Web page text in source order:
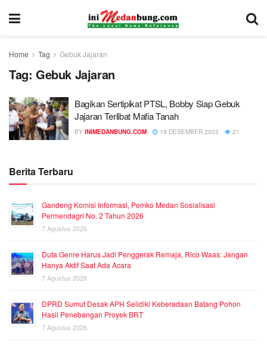
Home Tag Gebuk Jajaran
Tag: Gebuk Jajaran
Bagikan Sertipikat PTSL, Bobby Siap Gebuk
Jajaran Terlibat Mafia Tanah
BY INIMEDANBUNG.COM 19 DESEMBER 2023 21
Berita Terbaru
Gandeng Komisi Informasi, Pemko Medan Sosialisasi
Permendagri No. 2 Tahun 2026
7 Agustus 2026
Duta Genre Harus Jadi Penggerak Remaja, Rico Waas: Jangan
Hanya Aktif Saat Ada Acara
7 Agustus 2026
DPRD Sumut Desak APH Selidiki Keberadaan Batang Pohon
Hasil Penebangan Proyek BRT
7 Agustus 2026